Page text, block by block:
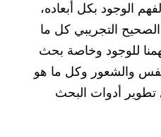
الوجود بكل أبعاده،
التجريبي كل ما
للوجود وخاصة بحث
والشعور وكل ما هو
أدوات البحث